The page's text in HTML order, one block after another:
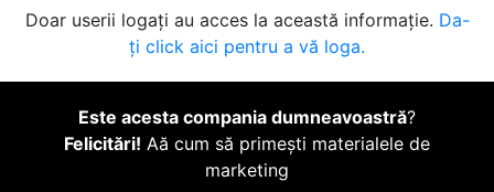
Doar userii logați au acces la această informație. Da-
ți click aici pentru a vă loga.
Este acesta compania dumneavoastră?
Felicitări! Aă cum să primești materialele de
marketing